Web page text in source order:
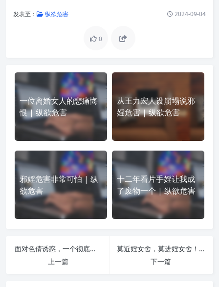
发表至： 纵欲危害 2024-09-04
0
一位离婚女人的悲痛悔
恨 | 纵欲危害
从王力宏人设崩塌说邪
婬危害 | 纵欲危害
邪婬危害非常可怕 | 纵
欲危害
十二年看片手婬让我成
了废物一个 | 纵欲危害
面对色倩诱惑，一个彻底醒悟的男人的内心独白 | 纵欲危害
上一篇
莫近婬女舍，莫进婬女舍！！！–消你福报，毁你功德! | 纵欲危害
下一篇